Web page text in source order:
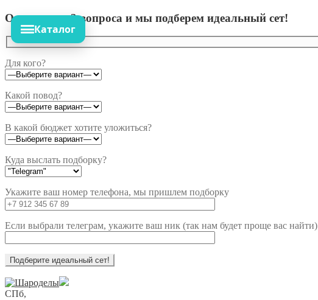
Ответьте на 3 вопроса и мы подберем идеальный сет!
Для кого?
Какой повод?
В какой бюджет хотите уложиться?
Куда выслать подборку?
Укажите ваш номер телефона, мы пришлем подборку
Если выбрали телеграм, укажите ваш ник (так нам будет проще вас найти)
Перейти
к
Перейти
к
СПб,
Каталог